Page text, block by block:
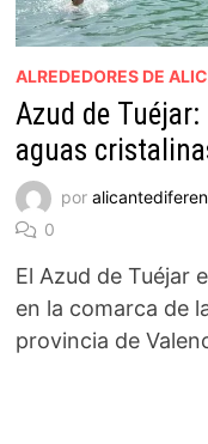
ALREDEDORES DE
Azud de
aguas
por
0
El Azud de Tuéjar
en la comarca de
provincia de